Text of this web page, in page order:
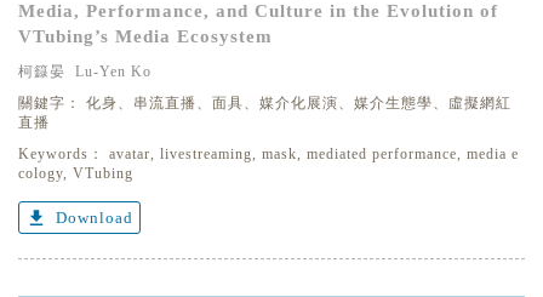
Media, Performance, and Culture in the Evolution of
VTubing’s Media Ecosystem
柯籙晏 Lu-Yen Ko
關鍵字：
化身、串流直播、面具、媒介化展演、媒介生態學、虛擬網紅
直播
Keywords：
avatar, livestreaming, mask, mediated performance, media e
cology, VTubing
Download
get_app